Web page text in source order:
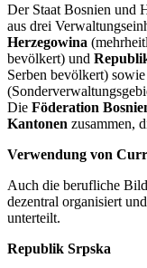
Der Staat Bosnien und
aus drei
Herzegowina
bevölkert) und
Serben bevölkert)
Die Föderation
Kantonen zusammen,
Verwendung von
Auch die berufliche
dezentral organisiert
unterteilt.
Republik Srpska